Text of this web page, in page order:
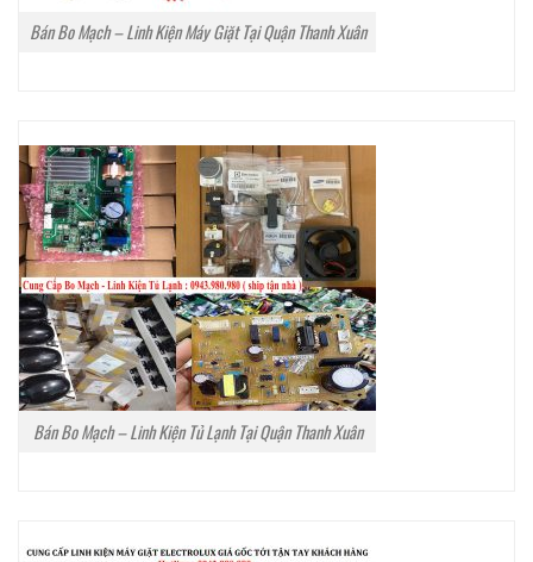
Bán Bo Mạch – Linh Kiện Máy Giặt Tại Quận Thanh Xuân
Bán Bo Mạch – Linh Kiện Tủ Lạnh Tại Quận Thanh Xuân